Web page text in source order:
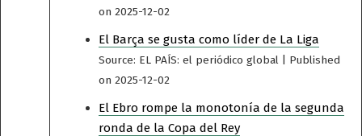
on 2025-12-02
El Barça se gusta como líder de La Liga
Source: EL PAÍS: el periódico global
Published
on 2025-12-02
El Ebro rompe la monotonía de la segunda
ronda de la Copa del Rey